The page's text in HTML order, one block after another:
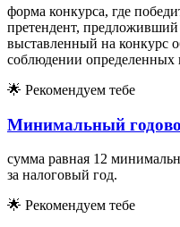
форма конкурса, где
претендент,
выставленный на конкурс
соблюдении определенных
🌟 Рекомендуем тебе
Минимальный
сумма равная 12
за налоговый год.
🌟 Рекомендуем тебе